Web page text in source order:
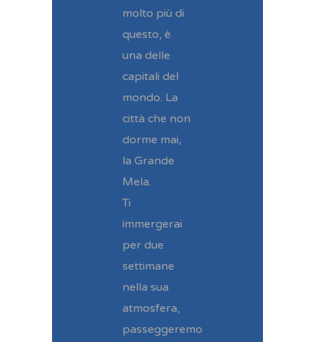
molto più di
questo, è
una delle
capitali del
mondo. La
città che non
dorme mai,
la Grande
Mela.
Ti
immergerai
per due
settimane
nella sua
atmosfera,
passeggeremo